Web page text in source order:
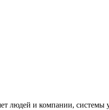
людей и компании, системы